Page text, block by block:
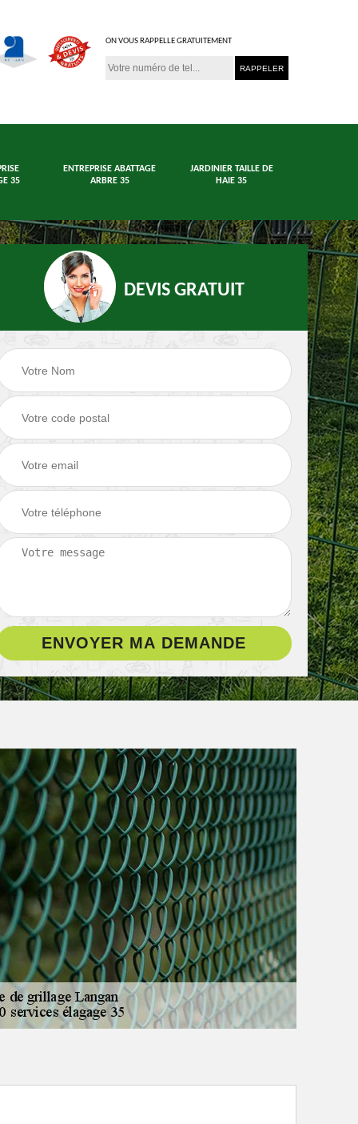
ON VOUS RAPPELLE GRATUITEMENT
35
ENTREPRISE ABATTAGE
ARBRE 35
JARDINIER TAILLE DE
HAIE 35
arbre et haie
Jardinier 35
DEVIS GRATUIT